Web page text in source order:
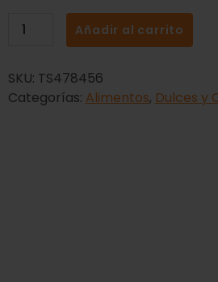
Añadir al carrito
SKU: TS478456
Categorías: Alimentos, Dulces y